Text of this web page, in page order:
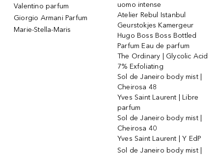
Valentino parfum
Giorgio Armani Parfum
Marie-Stella-Maris
uomo intense
Atelier Rebul Istanbul
Geurstokjes Kamergeur
Hugo Boss Boss Bottled
Parfum Eau de parfum
The Ordinary | Glycolic Acid
7% Exfoliating
Sol de Janeiro body mist |
Cheirosa 48
Yves Saint Laurent | Libre
parfum
Sol de Janeiro body mist |
Cheirosa 40
Yves Saint Laurent | Y EdP
Sol de Janeiro body mist |